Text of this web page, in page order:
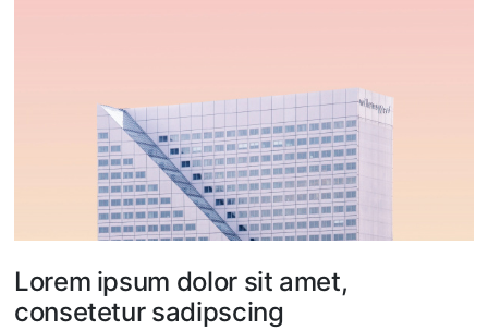
Lorem ipsum dolor sit amet,
consetetur sadipscing